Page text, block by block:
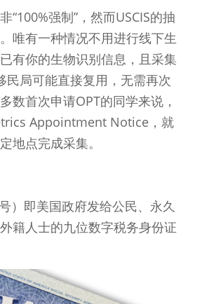
“100%强制”，然而USCIS的抽
唯有一种情况不用进行线下生
有你的生物识别信息，且采集
民局可能直接复用，无需再次
数首次申请OPT的同学来说，
Appointment Notice，就
地点完成采集。
）即美国政府发给公民、永久
籍人士的九位数字税务身份证